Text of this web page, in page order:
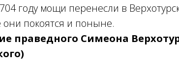
году мощи перенесли в
они покоятся и поныне.
праведного Симеона